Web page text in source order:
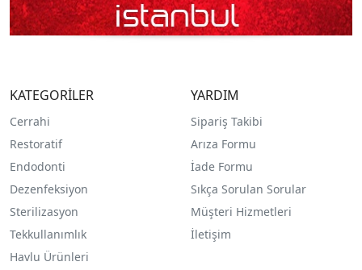
KATEGORİLER
Cerrahi
Restoratif
Endodonti
Dezenfeksiyon
Sterilizasyon
Tekkullanımlık
Havlu Ürünleri
YARDIM
Sipariş Takibi
Arıza Formu
İade Formu
Sıkça Sorulan Sorular
Müşteri Hizmetleri
İletişim